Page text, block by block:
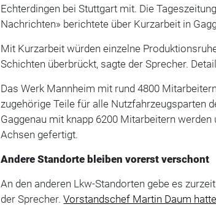
Echterdingen bei Stuttgart mit. Die
Nachrichten» berichtete über Kurzarbeit in
Mit Kurzarbeit würden einzelne
Schichten überbrückt, sagte der Sprecher.
Das Werk Mannheim mit rund 4800
zugehörige Teile für alle Nutzfahrzeugsparten
Gaggenau mit knapp 6200 Mitarbeitern
Achsen gefertigt.
Andere Standorte bleiben vorerst verschont
An den anderen Lkw-Standorten gebe es
der Sprecher.Vorstandschef Martin Daum